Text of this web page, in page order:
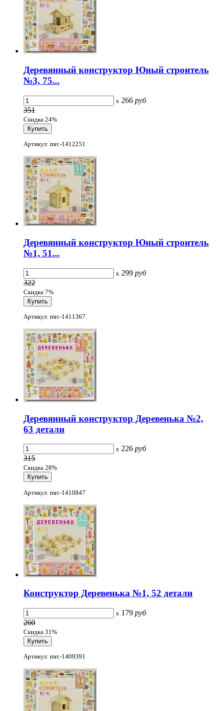
Деревянный конструктор Юный строитель
№3, 75...
x 266 руб
351
Скидка 24%
Артикул: mrc-1412251
Деревянный конструктор Юный строитель
№1, 51...
x 299 руб
322
Скидка 7%
Артикул: mrc-1411367
Деревянный конструктор Деревенька №2,
63 детали
x 226 руб
315
Скидка 28%
Артикул: mrc-1410847
Конструктор Деревенька №1, 52 детали
x 179 руб
260
Скидка 31%
Артикул: mrc-1409391